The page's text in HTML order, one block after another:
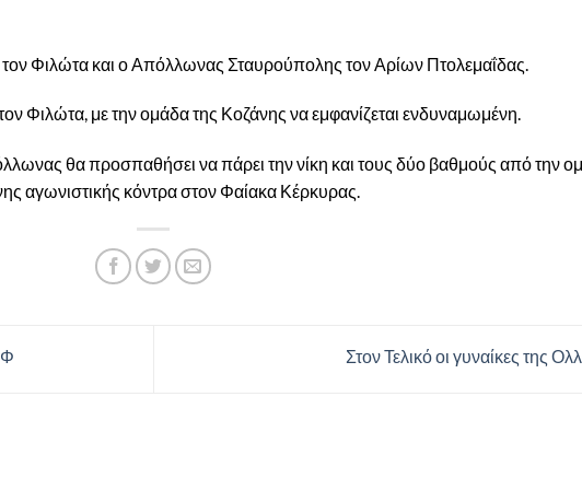
τον Φιλώτα και ο Απόλλωνας Σταυρούπολης τον Αρίων Πτολεμαΐδας.
Φιλώτα, με την ομάδα της Κοζάνης να εμφανίζεται ενδυναμωμένη.
θα προσπαθήσει να πάρει την νίκη και τους δύο βαθμούς από την
αγωνιστικής κόντρα στον Φαίακα Κέρκυρας.
Στον Τελικό οι γυναίκες της